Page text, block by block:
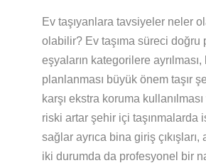
Ev taşıyanlara tavsiyeler neler
olabilir? Ev taşıma süreci
eşyaların kategorilere
planlanması büyük önem taşır
karşı ekstra koruma
riski artar şehir içi taşınmalarda
sağlar ayrıca bina giriş
iki durumda da profesyonel bir